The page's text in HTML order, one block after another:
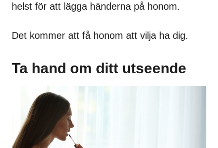
helst för att lägga händerna på honom.
Det kommer att få honom att vilja ha dig.
Ta hand om ditt utseende